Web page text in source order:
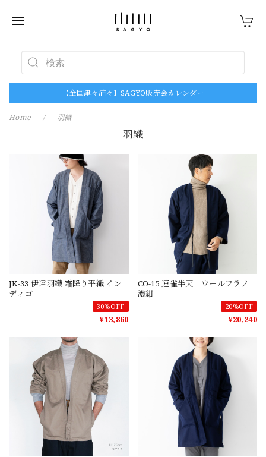
【全国津々浦々】SAGYO販売会カレンダー
Home 羽織
羽織
JK-33 伊達羽織 霜降り平織 イン
ディゴ
30%OFF
¥13,860
CO-15 連雀半天 ウールフラノ
濃紺
20%OFF
¥20,240